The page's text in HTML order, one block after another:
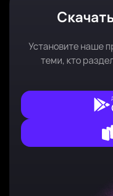
Установите наше
теми, кто